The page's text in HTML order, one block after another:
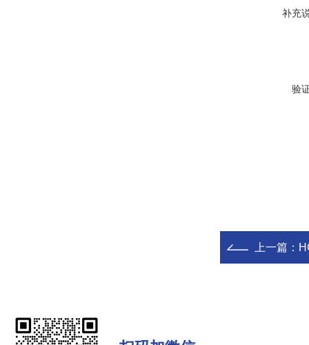
补充
验
上一篇：